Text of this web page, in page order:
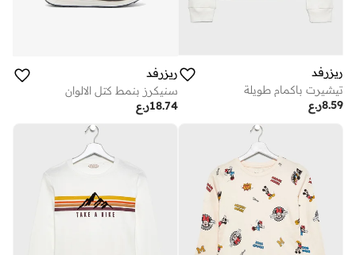
ريزرفد
تيشيرت باكمام طويلة
ر.ع8.59
ريزرفد
سنيكرز بنمط كتل الالوان
ر.ع18.74